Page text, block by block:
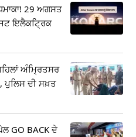
29 ਅਗਸਤ
ਇਲੈਕਟ੍ਰਿਕ
ਅੰਮ੍ਰਿਤਸਰ
ਦੀ ਸਖ਼ਤ
GO BACK ਦੇ